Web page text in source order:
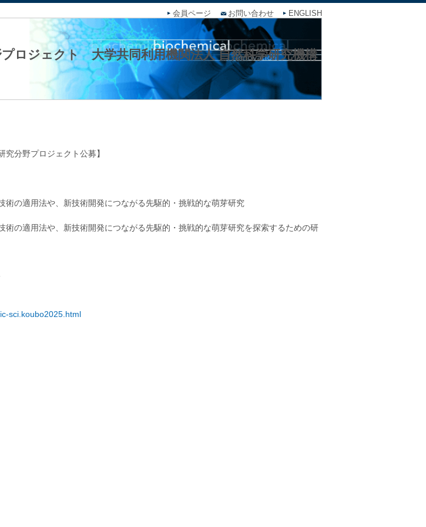
会員ページ お問い合わせ ENGLISH
プロジェクト 大学共同利用機関法人 自然科学研究機構
分野プロジェクト公募】
術の適用法や、新技術開発につながる先駆的・挑戦的な萌芽研究
術の適用法や、新技術開発につながる先駆的・挑戦的な萌芽研究を探索するための研
sci.koubo2025.html